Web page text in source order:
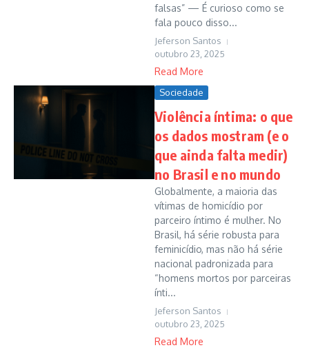
falsas” — É curioso como se
fala pouco disso...
Jeferson Santos
outubro 23, 2025
Read More
Sociedade
Violência íntima: o que
os dados mostram (e o
que ainda falta medir)
no Brasil e no mundo
Globalmente, a maioria das
vítimas de homicídio por
parceiro íntimo é mulher. No
Brasil, há série robusta para
feminicídio, mas não há série
nacional padronizada para
“homens mortos por parceiras
ínti...
Jeferson Santos
outubro 23, 2025
Read More